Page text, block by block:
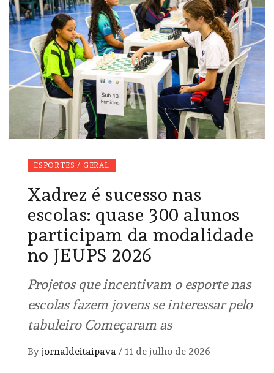
ESPORTES / GERAL
Xadrez é sucesso nas
escolas: quase 300 alunos
participam da modalidade
no JEUPS 2026
Projetos que incentivam o esporte nas
escolas fazem jovens se interessar pelo
tabuleiro Começaram as
By jornaldeitaipava / 11 de julho de 2026